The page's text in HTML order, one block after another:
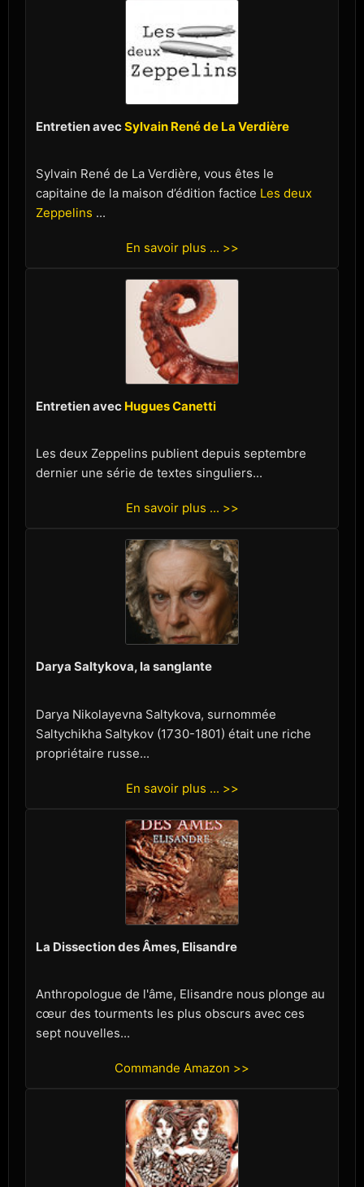
Entretien avecSylvain René de La Verdière
Sylvain René de La Verdière, vous êtes le
capitaine de la maison d’édition factice Les deux
Zeppelins ...
En savoir plus ... >>
Entretien avec Hugues Canetti
Les deux Zeppelins publient depuis septembre
dernier une série de textes singuliers...
En savoir plus ... >>
Darya Saltykova, la sanglante
Darya Nikolayevna Saltykova, surnommée
Saltychikha Saltykov (1730-1801) était une riche
propriétaire russe...
En savoir plus ... >>
La Dissection des Âmes, Elisandre
Anthropologue de l'âme, Elisandre nous plonge au
cœur des tourments les plus obscurs avec ces
sept nouvelles...
Commande Amazon >>